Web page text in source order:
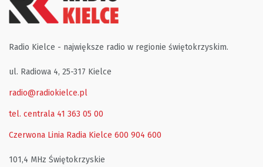
Radio Kielce - największe radio w regionie świętokrzyskim.
ul. Radiowa 4, 25-317 Kielce
radio@radiokielce.pl
tel. centrala 41 363 05 00
Czerwona Linia Radia Kielce 600 904 600
101,4 MHz Świętokrzyskie